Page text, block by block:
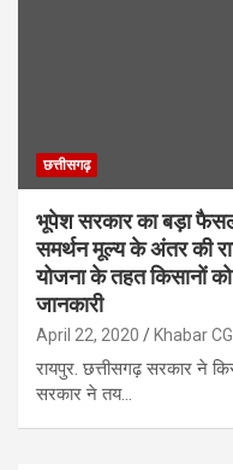
छत्तीसगढ़
भूपेश सरकार का बड़ा
समर्थन मूल्य के अंतर की
योजना के तहत किसानों को
जानकारी
April 22, 2020 Khabar
रायपुर. छत्तीसगढ़ सरकार ने
सरकार ने तय…